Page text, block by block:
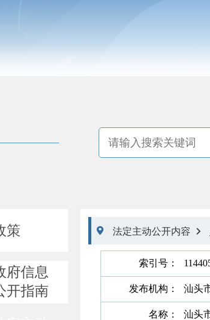
策
府信息
开指南
 法定主动公开内容 
索引号：
发布机构： 汕头
名称： 汕头